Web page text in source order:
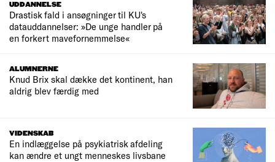
UDDANNELSE
Drastisk fald i ansøgninger til KU's
datauddannelser: »De unge handler på
en forkert mavefornemmelse«
ALUMNERNE
Knud Brix skal dække det kontinent, han
aldrig blev færdig med
VIDENSKAB
En indlæggelse på psykiatrisk afdeling
kan ændre et ungt menneskes livsbane